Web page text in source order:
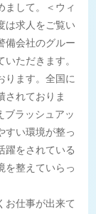
まして。＜ウィ
は求人をご覧い
備会社のグルー
ただきます。
ります。全国に
されておりま
ブラッシュアッ
すい環境が整っ
躍をされている
を整えていらっ
お仕事が出来て